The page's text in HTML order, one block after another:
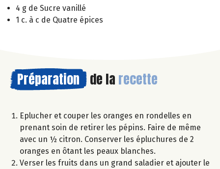
4 g de Sucre vanillé
1 c. à c de Quatre épices
Préparation de la recette
Eplucher et couper les oranges en rondelles en
prenant soin de retirer les pépins. Faire de même
avec un ½ citron. Conserver les épluchures de 2
oranges en ôtant les peaux blanches.
Verser les fruits dans un grand saladier et ajouter le